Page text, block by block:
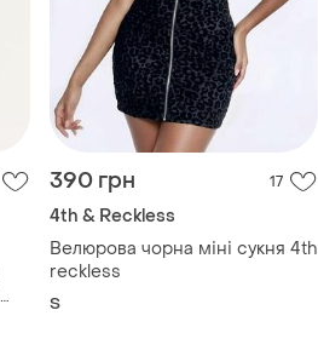
390 грн 17
4th & Reckless
Велюрова чорна міні сукня 4th
reckless
S